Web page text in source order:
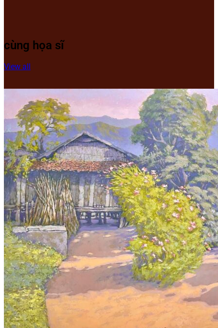
cùng họa sĩ
View all